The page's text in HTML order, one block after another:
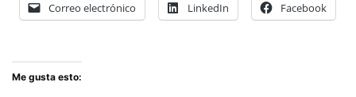
Correo electrónico LinkedIn Facebook
Me gusta esto: